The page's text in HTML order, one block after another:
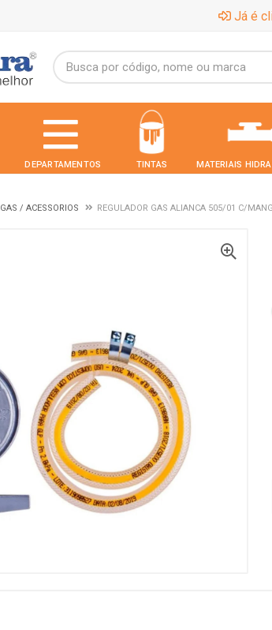
Já é
DEPARTAMENTOS TINTAS MATERIAIS
GAS / ACESSORIOS REGULADOR GAS ALIANCA 505/01 C/